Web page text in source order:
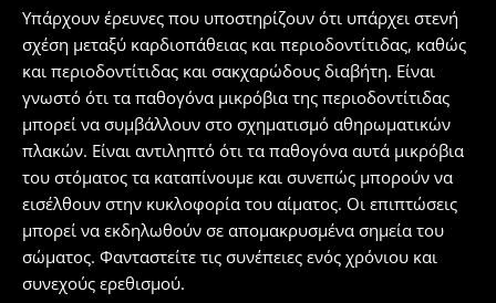
Υπάρχουν έρευνες που υποστηρίζουν ότι υπάρχει στενή
σχέση μεταξύ καρδιοπάθειας και περιοδοντίτιδας, καθώς
και περιοδοντίτιδας και σακχαρώδους διαβήτη. Είναι
γνωστό ότι τα παθογόνα μικρόβια της περιοδοντίτιδας
μπορεί να συμβάλλουν στο σχηματισμό αθηρωματικών
πλακών. Είναι αντιληπτό ότι τα παθογόνα αυτά μικρόβια
του στόματος τα καταπίνουμε και συνεπώς μπορούν να
εισέλθουν στην κυκλοφορία του αίματος. Οι επιπτώσεις
μπορεί να εκδηλωθούν σε απομακρυσμένα σημεία του
σώματος. Φανταστείτε τις συνέπειες ενός χρόνιου και
συνεχούς ερεθισμού.